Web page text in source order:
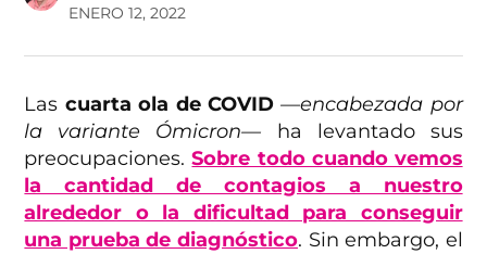
ENERO 12, 2022
Las cuarta ola de COVID —encabezada por
la variante Ómicron— ha levantado sus
preocupaciones.Sobre todo cuando vemos
la cantidad de contagios a nuestro
alrededor o la dificultad para conseguir
una prueba de diagnóstico. Sin embargo, el